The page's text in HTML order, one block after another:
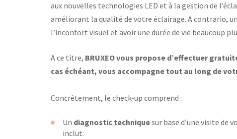
aux nouvelles technologies LED et à la gestion de
améliorant la qualité de votre éclairage. A contrario,
l’inconfort visuel et avoir une durée de vie beaucoup
A ce titre, BRUXEO vous propose d’effectuer
cas échéant, vous accompagne tout au long de
Concrètement, le check-up comprend :
Un diagnostic techniquesur base d’une visite de
inclut: